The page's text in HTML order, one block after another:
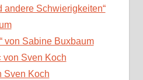
andere Schwierigkeiten“
von Sabine Buxbaum
von Sven Koch
Sven Koch